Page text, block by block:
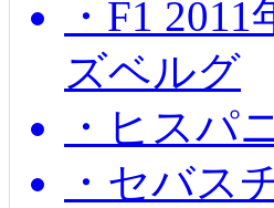
・F1
ズベルグ
・ヒスパ
・セバス